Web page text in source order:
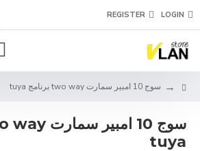
LOGIN
REGISTER
سوج 10 امبير سمارت two way برنامج tuya
tuya